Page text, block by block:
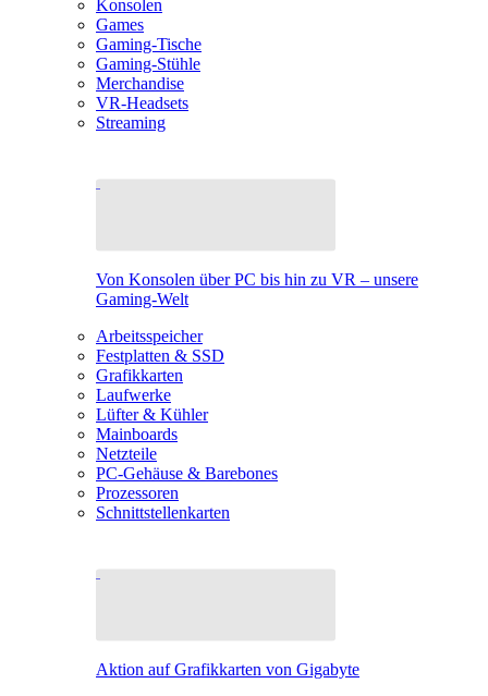
Konsolen
Games
Gaming-Tische
Gaming-Stühle
Merchandise
VR-Headsets
Streaming
Von Konsolen über PC bis hin zu VR – unsere
Gaming-Welt
Arbeitsspeicher
Festplatten & SSD
Grafikkarten
Laufwerke
Lüfter & Kühler
Mainboards
Netzteile
PC-Gehäuse & Barebones
Prozessoren
Schnittstellenkarten
Aktion auf Grafikkarten von Gigabyte